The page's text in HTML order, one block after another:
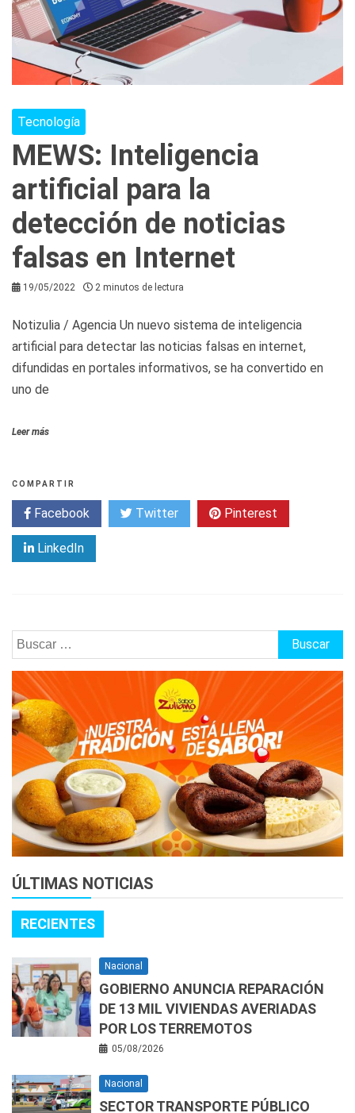
Tecnología
MEWS: Inteligencia
artificial para la
detección de noticias
falsas en Internet
19/05/2022 2 minutos de lectura
Notizulia / Agencia Un nuevo sistema de inteligencia
artificial para detectar las noticias falsas en internet,
difundidas en portales informativos, se ha convertido en
uno de
Leer más
COMPARTIR
Facebook Twitter Pinterest
LinkedIn
Buscar:
ÚLTIMAS NOTICIAS
RECIENTES
Nacional
GOBIERNO ANUNCIA REPARACIÓN
DE 13 MIL VIVIENDAS AVERIADAS
POR LOS TERREMOTOS
05/08/2026
Nacional
SECTOR TRANSPORTE PÚBLICO